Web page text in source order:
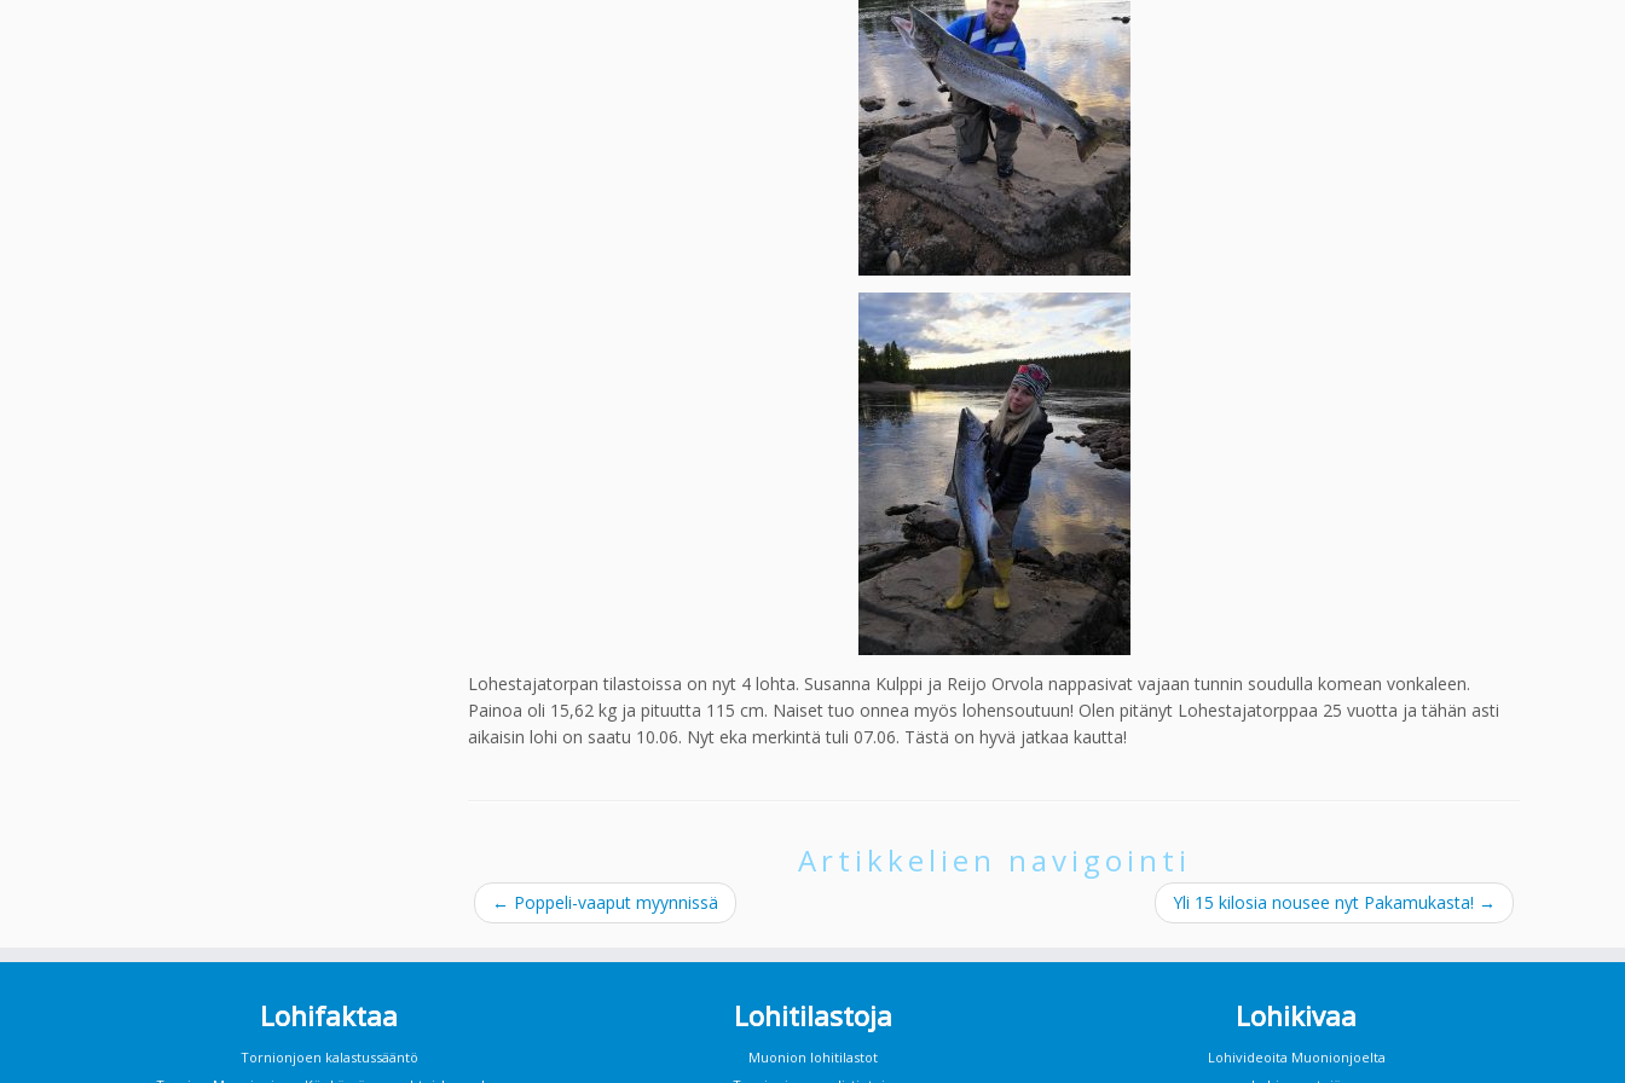
Lohestajatorpan tilastoissa on nyt 4 lohta. Susanna Kulppi ja Reijo Orvola nappasivat vajaan tunnin soudulla komean vonkaleen.
Painoa oli 15,62 kg ja pituutta 115 cm. Naiset tuo onnea myös lohensoutuun! Olen pitänyt Lohestajatorppaa 25 vuotta ja tähän asti
aikaisin lohi on saatu 10.06. Nyt eka merkintä tuli 07.06. Tästä on hyvä jatkaa kautta!
Artikkelien navigointi
← Poppeli-vaaput myynnissä Yli 15 kilosia nousee nyt Pakamukasta! →
Lohifaktaa
Tornionjoen kalastussääntö
Lohitilastoja
Muonion lohitilastot
Lohikivaa
Lohivideoita Muonionjoelta